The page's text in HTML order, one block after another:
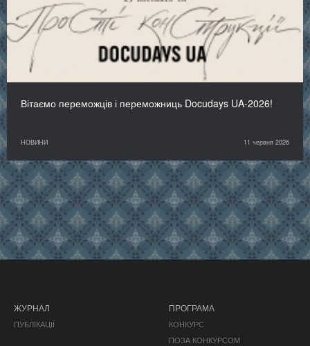
Вітаємо переможців і переможниць Docudays UA-2026!
НОВИНИ 11 червня 2026
ЖУРНАЛ
ПУБЛІКАЦІЇ
ПРОГРАМА
КОНКУРС
ПОЗА КОНКУРСОМ